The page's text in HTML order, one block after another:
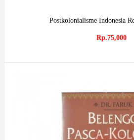
Postkolonialisme Indonesia
Rp.75,000